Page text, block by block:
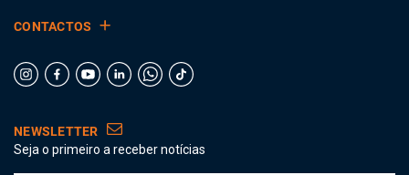
CONTACTOS
NEWSLETTER
Seja o primeiro a receber notícias